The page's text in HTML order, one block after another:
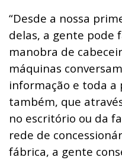
“Desde a nossa
delas, a gente pode
manobra de
máquinas
informação e toda
também, que
no escritório ou da
rede de
fábrica, a gente